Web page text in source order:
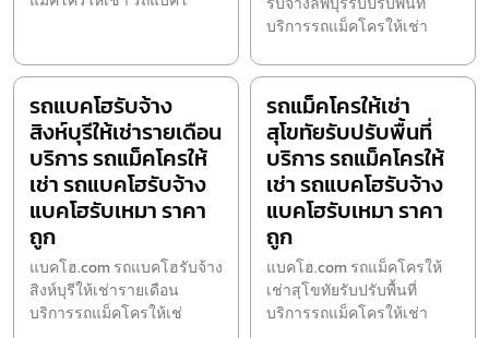
บริการรถแม็คโครให้เช่า
รถแบคโฮรับจ้าง
สิงห์บุรีให้เช่ารายเดือน
บริการ รถแม็คโครให้
เช่า รถแบคโฮรับจ้าง
แบคโฮรับเหมา ราคา
ถูก
แบคโฮ.com รถแบคโฮรับจ้าง
สิงห์บุรีให้เช่ารายเดือน
บริการรถแม็คโครให้เช่
รถแม็คโครให้เช่า
สุโขทัยรับปรับพื้นที่
บริการ รถแม็คโครให้
เช่า รถแบคโฮรับจ้าง
แบคโฮรับเหมา ราคา
ถูก
แบคโฮ.com รถแม็คโครให้
เช่าสุโขทัยรับปรับพื้นที่
บริการรถแม็คโครให้เช่า